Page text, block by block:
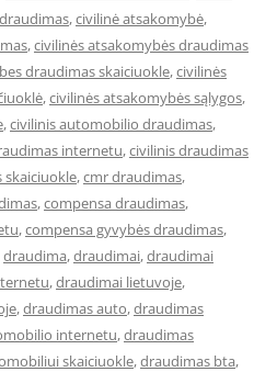
,civilinė atsakomybė,
,civilinės atsakomybės draudimas
draudimas skaiciuokle,civilinės
,civilinės atsakomybės sąlygos,
,civilinis automobilio draudimas,
internetu,civilinis draudimas
skaiciuokle,cmr draudimas,
,compensa draudimas,
,compensa gyvybės draudimas,
draudima,draudimai,draudimai
,draudimai lietuvoje,
,draudimas auto,draudimas
internetu,draudimas
skaiciuokle,draudimas bta,